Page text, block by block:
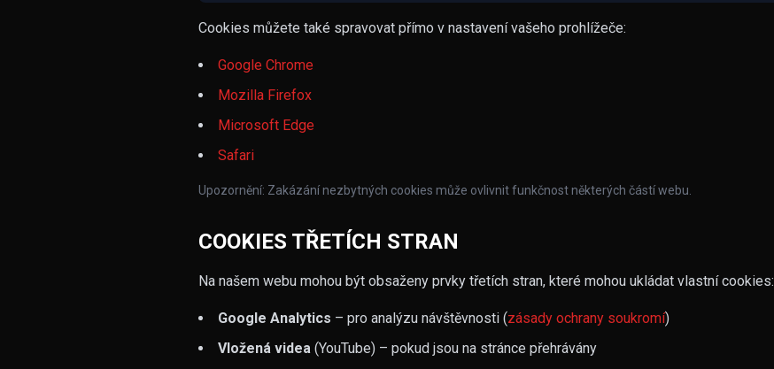
Cookies můžete také spravovat přímo v nastavení vašeho prohlížeče:
Google Chrome
Mozilla Firefox
Microsoft Edge
Safari
Upozornění: Zakázání nezbytných cookies může ovlivnit funkčnost některých částí webu.
COOKIES TŘETÍCH STRAN
Na našem webu mohou být obsaženy prvky třetích stran, které mohou ukládat vlastní cookies:
Google Analytics – pro analýzu návštěvnosti (zásady ochrany soukromí)
Vložená videa (YouTube) – pokud jsou na stránce přehrávány